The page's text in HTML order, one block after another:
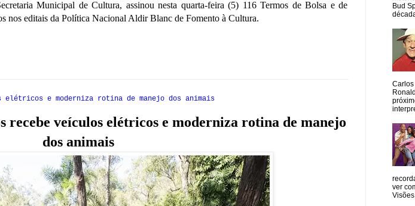
Municipal de Cultura, assinou nesta quarta-feira (5) 116 Termos de Bolsa e de
nos editais da Política Nacional Aldir Blanc de Fomento à Cultura.
elétricos e moderniza rotina de manejo dos animais
recebe veículos elétricos e moderniza rotina de manejo
dos animais
Bud
Carlos
ver